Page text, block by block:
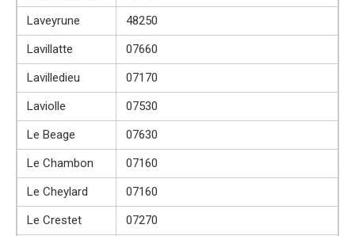
Laveyrune
48250
Lavillatte
07660
Lavilledieu
07170
Laviolle
07530
Le Beage
07630
Le Chambon
07160
Le Cheylard
07160
Le Crestet
07270